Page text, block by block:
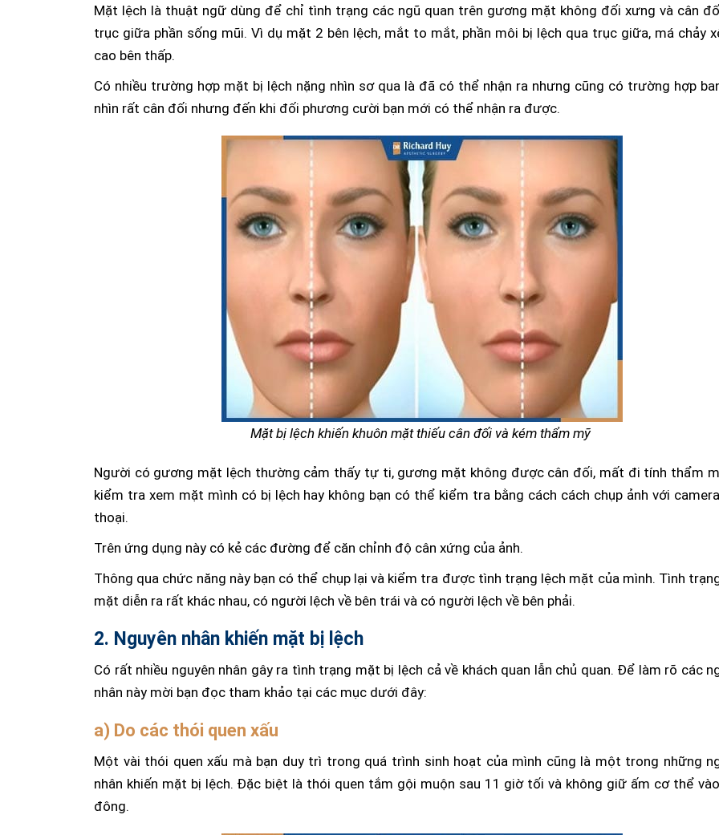
Mặt lệch là thuật ngữ dùng để chỉ tình trạng các ngũ quan trên gương mặt không đối xưng và cân
trục giữa phần sống mũi. Vì dụ mặt 2 bên lệch, mắt to mắt, phần môi bị lệch qua trục giữa, má chảy
cao bên thấp.
Có nhiều trường hợp mặt bị lệch nặng nhìn sơ qua là đã có thể nhận ra nhưng cũng có trường hợp
nhìn rất cân đối nhưng đến khi đối phương cười bạn mới có thể nhận ra được.
Mặt bị lệch khiến khuôn mặt thiếu cân đối và kém thẩm mỹ
Người có gương mặt lệch thường cảm thấy tự ti, gương mặt không được cân đối, mất đi tính thẩm
kiểm tra xem mặt mình có bị lệch hay không bạn có thể kiểm tra bằng cách cách chụp ảnh với
thoại.
Trên ứng dụng này có kẻ các đường để căn chỉnh độ cân xứng của ảnh.
Thông qua chức năng này bạn có thể chụp lại và kiểm tra được tình trạng lệch mặt của mình. Tình
mặt diễn ra rất khác nhau, có người lệch về bên trái và có người lệch về bên phải.
2. Nguyên nhân khiến mặt bị lệch
Có rất nhiều nguyên nhân gây ra tình trạng mặt bị lệch cả về khách quan lẫn chủ quan. Để làm rõ các
nhân này mời bạn đọc tham khảo tại các mục dưới đây:
a) Do các thói quen xấu
Một vài thói quen xấu mà bạn duy trì trong quá trình sinh hoạt của mình cũng là một trong những
nhân khiến mặt bị lệch. Đặc biệt là thói quen tắm gội muộn sau 11 giờ tối và không giữ ấm cơ thể
đông.